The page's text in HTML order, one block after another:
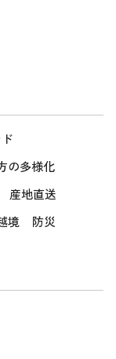
の多様化
産地直送
境 防災